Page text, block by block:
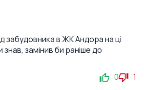
забудовника в ЖК Андора на ці
замінив би раніше до
0 1